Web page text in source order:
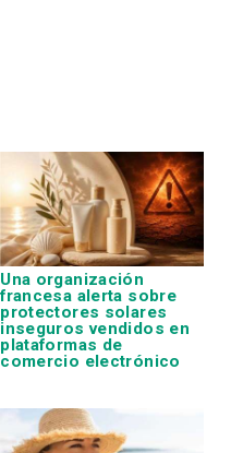
Una organización
francesa alerta sobre
protectores solares
inseguros vendidos en
plataformas de
comercio electrónico